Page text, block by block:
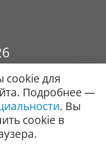
- 2026. Все права
данных
для
Подробнее —
. Вы
cookie в